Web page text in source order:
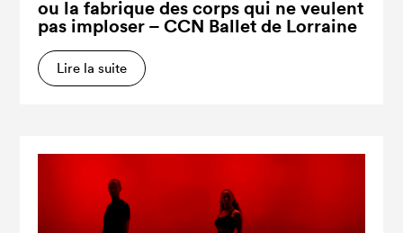
ou la fabrique des corps qui ne veulent
pas imploser – CCN Ballet de Lorraine
Lire la suite